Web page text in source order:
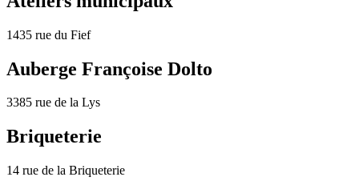
1435 rue du Fief
Auberge Françoise Dolto
3385 rue de la Lys
Briqueterie
14 rue de la Briqueterie